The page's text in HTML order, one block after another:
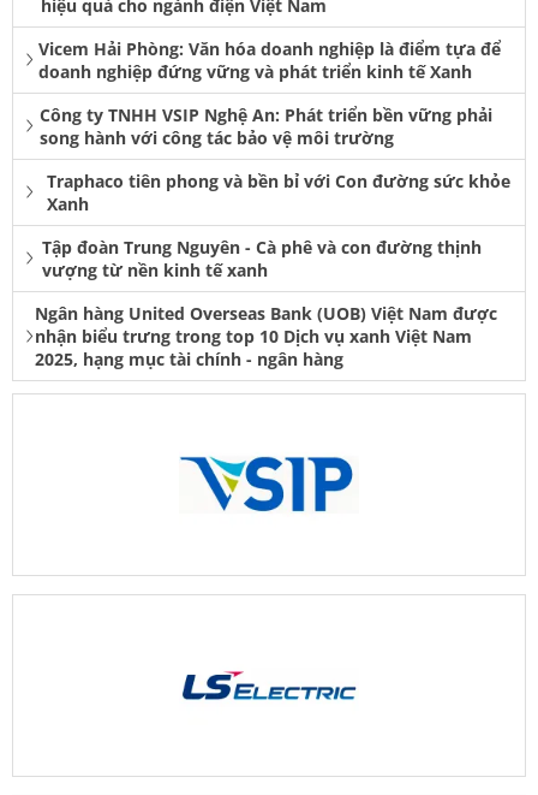
hiệu quả cho ngành điện Việt Nam
Vicem Hải Phòng: Văn hóa doanh nghiệp là điểm tựa để
doanh nghiệp đứng vững và phát triển kinh tế Xanh
Công ty TNHH VSIP Nghệ An: Phát triển bền vững phải
song hành với công tác bảo vệ môi trường
Traphaco tiên phong và bền bỉ với Con đường sức khỏe
Xanh
Tập đoàn Trung Nguyên - Cà phê và con đường thịnh
vượng từ nền kinh tế xanh
Ngân hàng United Overseas Bank (UOB) Việt Nam được
nhận biểu trưng trong top 10 Dịch vụ xanh Việt Nam
2025, hạng mục tài chính - ngân hàng